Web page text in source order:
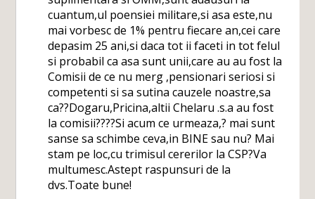
cuantum,ul poensiei militare,si asa este,nu
mai vorbesc de 1% pentru fiecare an,cei care
depasim 25 ani,si daca tot ii faceti in tot felul
si probabil ca asa sunt unii,care au au fost la
Comisii de ce nu merg ,pensionari seriosi si
competenti si sa sutina cauzele noastre,sa
ca??Dogaru,Pricina,altii Chelaru .s.a au fost
la comisii????Si acum ce urmeaza,? mai sunt
sanse sa schimbe ceva,in BINE sau nu? Mai
stam pe loc,cu trimisul cererilor la CSP?Va
multumesc.Astept raspunsuri de la
dvs.Toate bune!